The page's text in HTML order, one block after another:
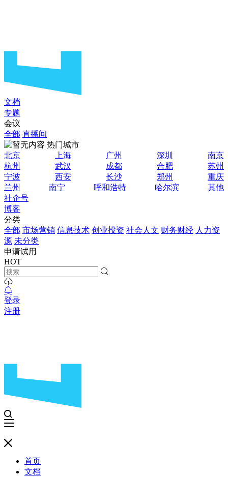
文档
专题
会议
全部 直播间
热门城市
北京
上海 广州 深圳
南京
杭州
武汉 成都 合肥
苏州
宁波
西安 长沙 郑州
重庆
兰州
南宁 呼和浩特 哈尔滨
其他
社企号
博客
分类
全部 市场营销 信息技术 创业投资 社会人文 财务财经 人力资
源 未分类
申请试用
HOT
登录
注册
首页
文档